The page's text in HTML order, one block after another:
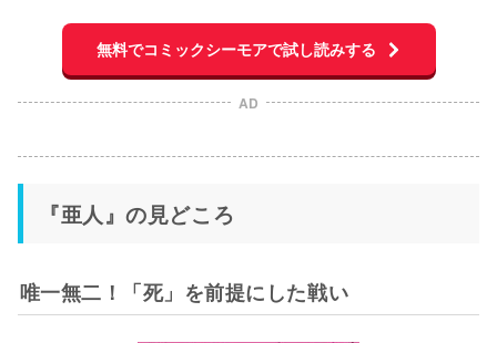
無料でコミックシーモアで試し読みする
AD
『亜人』の見どころ
唯一無二！「死」を前提にした戦い